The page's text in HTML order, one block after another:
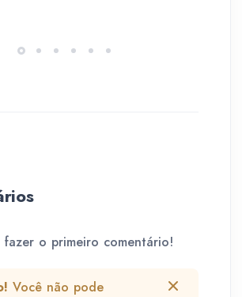
fazer o primeiro comentário!
Você não pode